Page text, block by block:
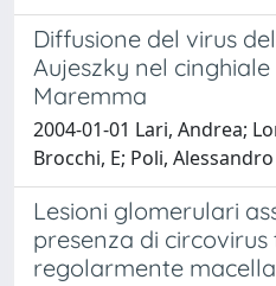
Diffusione del virus
Aujeszky nel cinghiale
Maremma
2004-01-01 Lari, Andrea;
Brocchi, E; Poli, Alessandro
Lesioni glomerulari
presenza di circovirus
regolarmente